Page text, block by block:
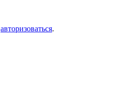
авторизоваться.